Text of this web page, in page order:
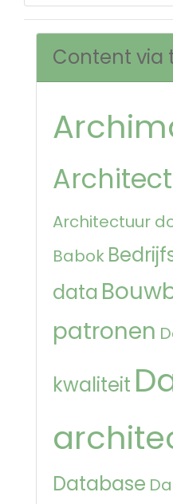
Content via
Architectuur
Babok
data
patronen
kwaliteit
Database